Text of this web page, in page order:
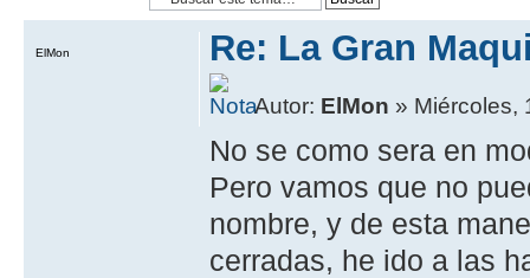
Re: La Gran
Autor: ElMon » Miércoles,
No se como sera en
Pero vamos que no
nombre, y de esta
cerradas, he ido a las
ElMon